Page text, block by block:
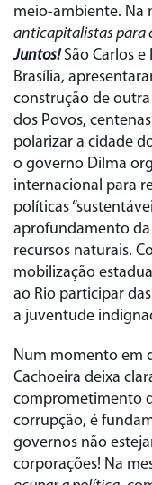
meio-ambiente. Na
anticapitalistas para
Juntos!São Carlos
Brasília,
construção de
dos Povos,
polarizar a cidade
o governo Dilma
internacional para
políticas
aprofundamento
recursos naturais.
mobilização
ao Rio participar
a juventude
Num momento em
Cachoeira deixa
comprometimento
corrupção, é
governos não
corporações! Na